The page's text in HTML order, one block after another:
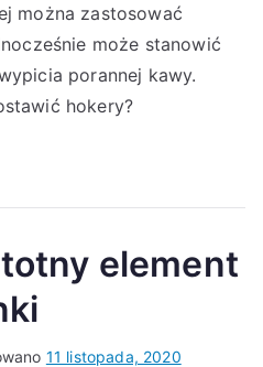
można zastosować
może stanowić
porannej kawy.
hokery?
element
11 listopada, 2020